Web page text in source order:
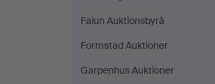
Falun Auktionsbyrå
Formstad Auktioner
Garpenhus Auktioner